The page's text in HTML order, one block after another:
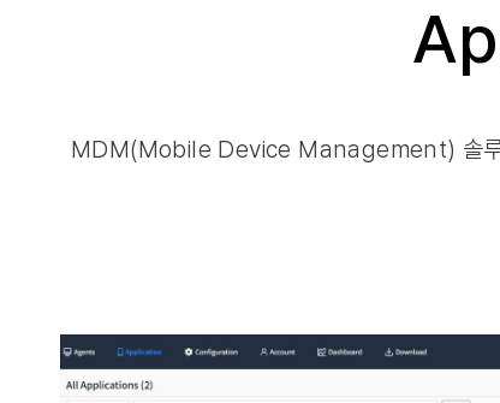
MDM(Mobile Device Management) 솔루션